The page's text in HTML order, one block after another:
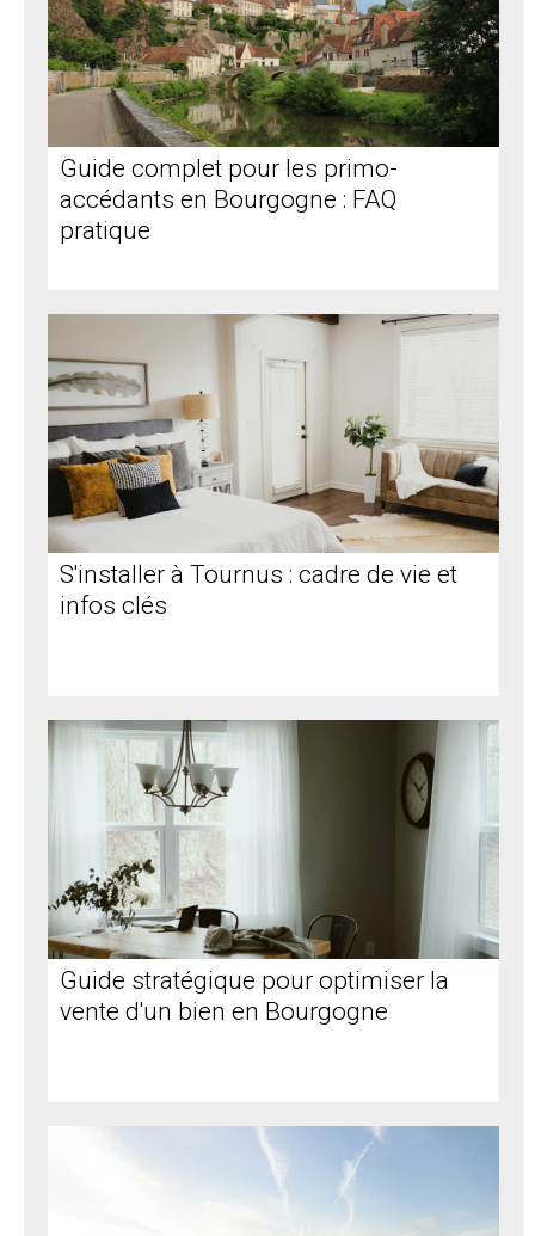
Guide complet pour les primo-
accédants en Bourgogne : FAQ
pratique
S'installer à Tournus : cadre de vie et
infos clés
Guide stratégique pour optimiser la
vente d'un bien en Bourgogne